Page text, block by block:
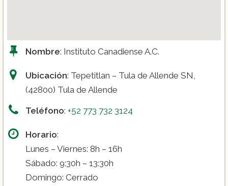
Nombre: Instituto Canadiense A.C.
Ubicación: Tepetitlan – Tula de Allende SN,
(42800) Tula de Allende
Teléfono: +52 773 732 3124
Horario:
Lunes – Viernes: 8h – 16h
Sábado: 9:30h – 13:30h
Domingo: Cerrado